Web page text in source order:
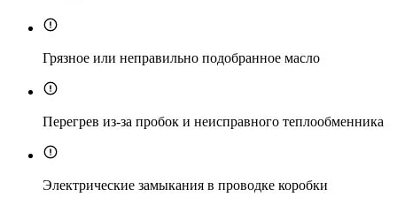
Грязное или неправильно подобранное масло
Перегрев из-за пробок и неисправного теплообменника
Электрические замыкания в проводке коробки